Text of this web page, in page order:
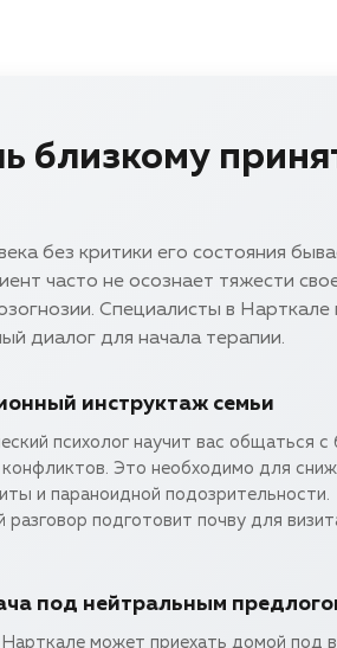
близкому
без критики его состояния
часто не осознает тяжести
Специалисты в Нарткале
диалог для начала терапии.
инструктаж семьи
психолог научит вас общаться
Это необходимо для
и параноидной подозрительности.
разговор подготовит почву для
под нейтральным
Нарткале может приехать домой под